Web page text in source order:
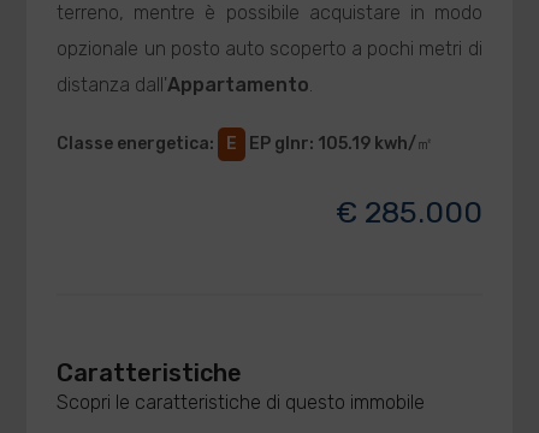
terreno, mentre è possibile acquistare in modo
opzionale un posto auto scoperto a pochi metri di
distanza dall'Appartamento.
Classe energetica: E EP glnr: 105.19 kwh/㎡
€ 285.000
Caratteristiche
Scopri le caratteristiche di questo immobile